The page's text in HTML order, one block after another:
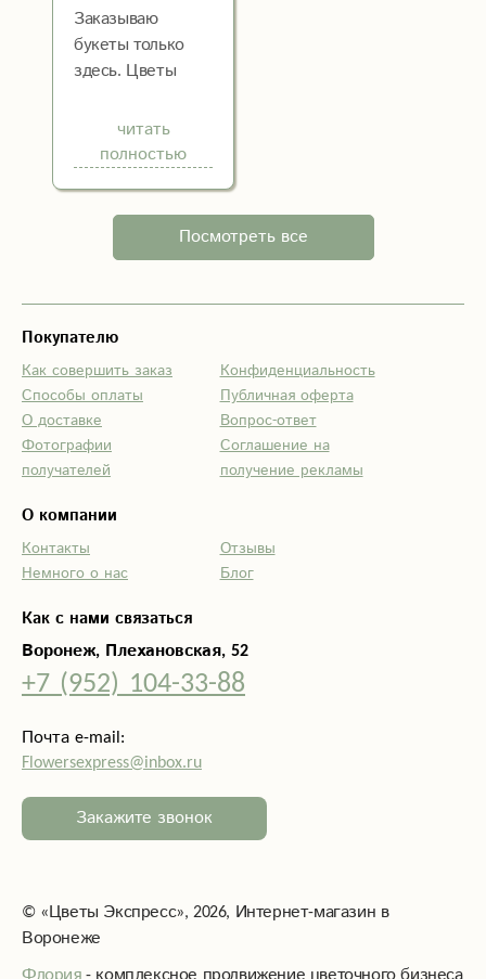
Заказываю
букеты только
здесь. Цветы
красивые. У
флористов
золотые руки.
упаковки.
Доставка всегда
за вашу работу
читать
полностью
Посмотреть все
Как с нами связаться
Воронеж, Плехановская, 52
+7 (952) 104-33-88
Почта e-mail:
Flowersexpress@inbox.ru
Закажите звонок
Покупателю
Как совершить заказ
Способы оплаты
О доставке
Фотографии
получателей
Конфиденциальность
Публичная оферта
Вопрос-ответ
Соглашение на
получение рекламы
О компании
Контакты
Немного о нас
Отзывы
Блог
© «Цветы Экспресс», 2026, Интернет-магазин в
Воронеже